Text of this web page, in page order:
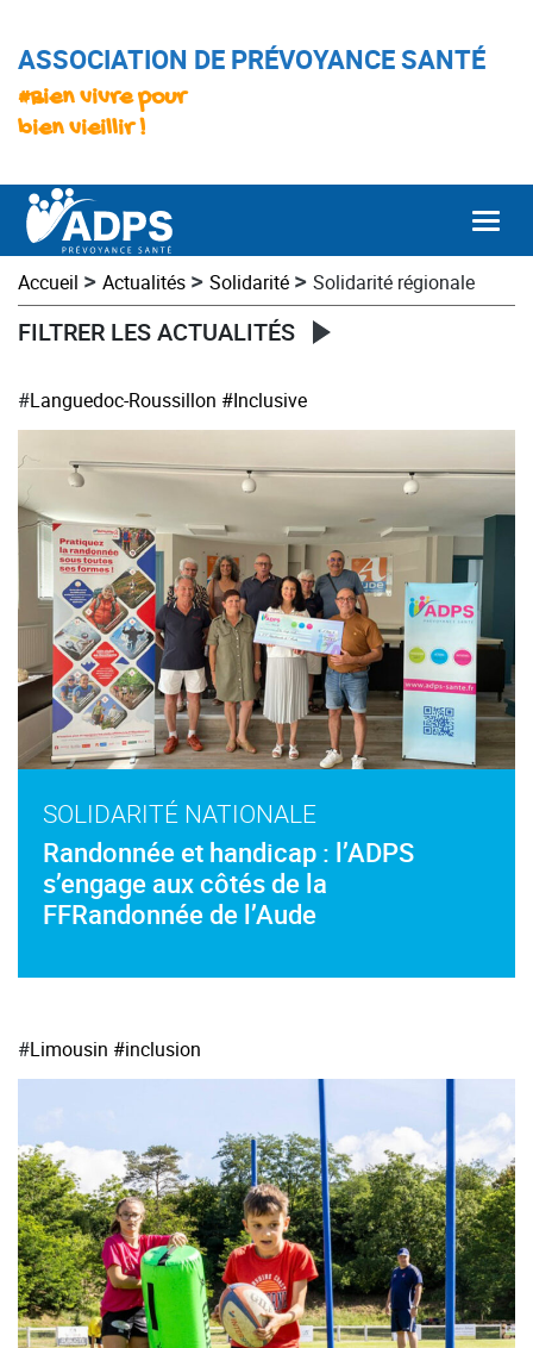
ASSOCIATION DE PRÉVOYANCE SANTÉ
#Bien vivre pour
bien vieillir !
Accueil > Actualités > Solidarité > Solidarité régionale
FILTRER LES ACTUALITÉS
#Languedoc-Roussillon #Inclusive
SOLIDARITÉ NATIONALE
Randonnée et handicap : l’ADPS
s’engage aux côtés de la
FFRandonnée de l’Aude
#Limousin #inclusion